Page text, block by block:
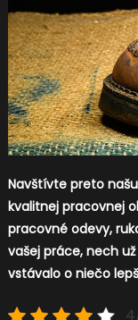
Navštívte preto
kvalitnej pracovnej
pracovné odevy,
vašej práce, nech
vstávalo o niečo